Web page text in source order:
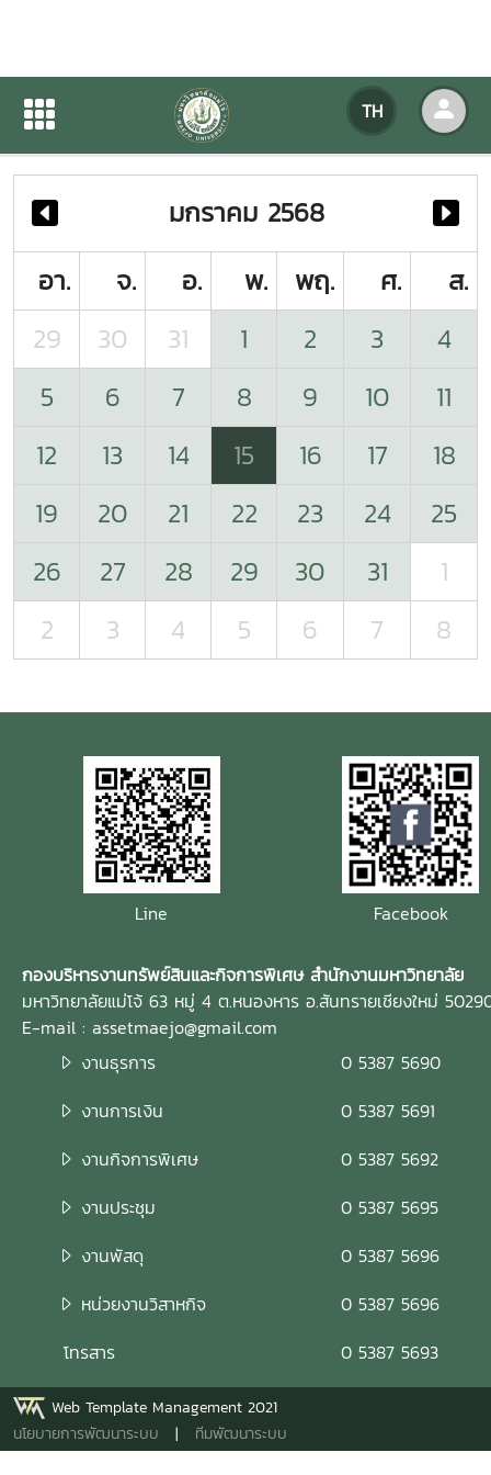
TH
ปฏิทินกิจกรรมของหน่วยงาน
ปฏิทินกิจกรรมของหน่วยงาน
มกราคม 2568
อา.
จ. อ. พ. พฤ. ศ.
ส.
29
30 31 1 2 3
4
5
6 7 8 9 10
11
12
13 14 15 16 17
18
19
20 21 22 23 24
25
26
27 28 29 30 31
1
2
3 4 5 6 7 8
Line Facebook
กองบริหารงานทรัพย์สินและกิจการพิเศษ สำนักงานมหาวิทยาลัย
มหาวิทยาลัยแม่โจ้ 63 หมู่ 4 ต.หนองหาร อ.สันทรายเชียงใหม่
E-mail : assetmaejo@gmail.com
งานธุรการ
0 5387 5690
งานการเงิน
0 5387 5691
งานกิจการพิเศษ
0 5387 5692
งานประชุม
0 5387 5695
งานพัสดุ
0 5387 5696
หน่วยงานวิสาหกิจ
0 5387 5696
โทรสาร
0 5387 5693
Web Template Management 2021
นโยบายการพัฒนาระบบ | ทีมพัฒนาระบบ